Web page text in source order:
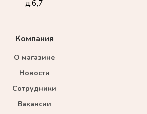
Компания
О магазине
Новости
Сотрудники
Вакансии
д.6,7